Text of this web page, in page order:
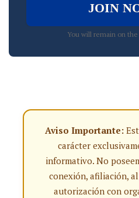
JOIN
You will remain on
Aviso Importante:
carácter
informativo. No
conexión, afiliación,
autorización con